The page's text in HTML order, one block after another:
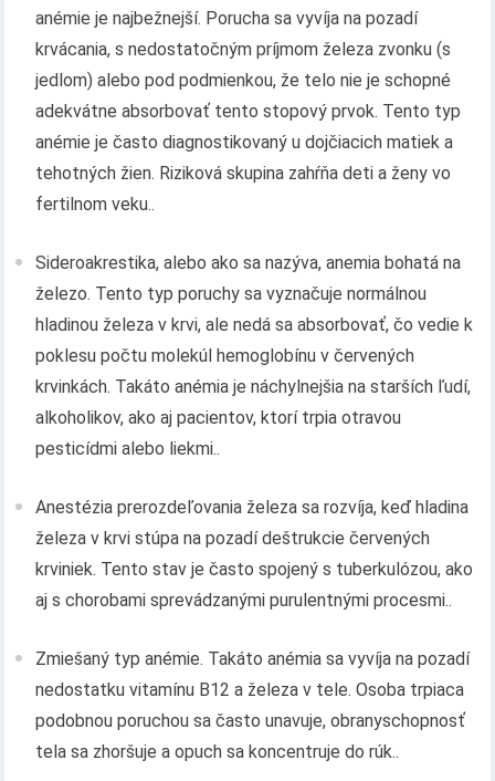
anémie je najbežnejší. Porucha sa vyvíja na pozadí
krvácania, s nedostatočným príjmom železa zvonku (s
jedlom) alebo pod podmienkou, že telo nie je schopné
adekvátne absorbovať tento stopový prvok. Tento typ
anémie je často diagnostikovaný u dojčiacich matiek a
tehotných žien. Riziková skupina zahŕňa deti a ženy vo
fertilnom veku..
Sideroakrestika, alebo ako sa nazýva, anemia bohatá na
železo. Tento typ poruchy sa vyznačuje normálnou
hladinou železa v krvi, ale nedá sa absorbovať, čo vedie k
poklesu počtu molekúl hemoglobínu v červených
krvinkách. Takáto anémia je náchylnejšia na starších ľudí,
alkoholikov, ako aj pacientov, ktorí trpia otravou
pesticídmi alebo liekmi..
Anestézia prerozdeľovania železa sa rozvíja, keď hladina
železa v krvi stúpa na pozadí deštrukcie červených
krviniek. Tento stav je často spojený s tuberkulózou, ako
aj s chorobami sprevádzanými purulentnými procesmi..
Zmiešaný typ anémie. Takáto anémia sa vyvíja na pozadí
nedostatku vitamínu B12 a železa v tele. Osoba trpiaca
podobnou poruchou sa často unavuje, obranyschopnosť
tela sa zhoršuje a opuch sa koncentruje do rúk..